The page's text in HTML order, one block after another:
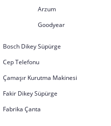
Arzum
Goodyear
Bosch Dikey Süpürge
Cep Telefonu
Çamaşır Kurutma Makinesi
Fakir Dikey Süpürge
Fabrika Çanta